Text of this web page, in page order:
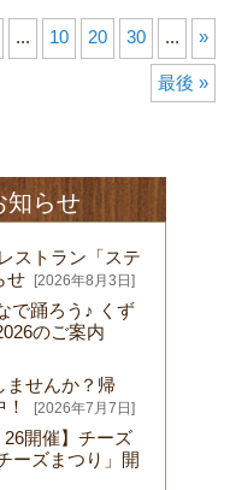
... 10 20 30 ... »
最後 »
知らせ
ストラン「ステ
せ [2026年8月3日]
で踊ろう♪ くず
のご案内
ませんか？帰
[2026年7月7日]
26開催】チーズ
ーズまつり」開